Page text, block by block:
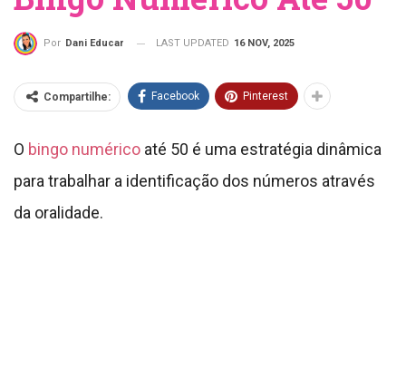
Por Dani Educar LAST UPDATED 16 NOV, 2025
Compartilhe: Facebook Pinterest
O bingo numérico até 50 é uma estratégia dinâmica
para trabalhar a identificação dos números através
da oralidade.